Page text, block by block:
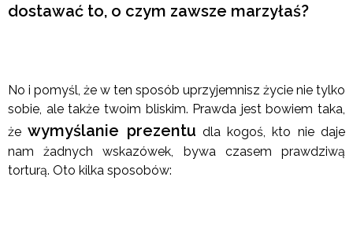
dostawać to, o czym zawsze marzyłaś?
No i pomyśl, że w ten sposób uprzyjemnisz życie nie tylko
sobie, ale także twoim bliskim. Prawda jest bowiem taka,
żewymyślanie prezentu dla kogoś, kto nie daje
nam żadnych wskazówek, bywa czasem prawdziwą
torturą. Oto kilka sposobów: